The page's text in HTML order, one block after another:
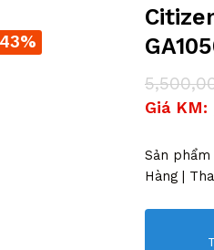
Giá
Giá
là:
Giá KM:
Sản
Hàng |